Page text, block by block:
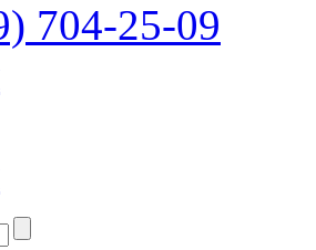
704-25-09